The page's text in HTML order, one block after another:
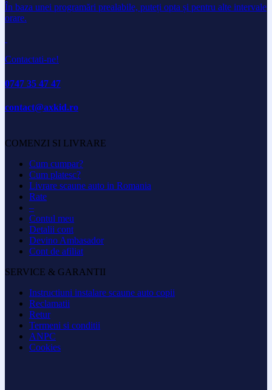
În baza unei programări prealabile, puteți opta și pentru alte intervale
orare.
Contactati-ne!
0747 35 47 47
contact@axkid.ro
COMENZI SI LIVRARE
Cum cumpar?
Cum platesc?
Livrare scaune auto in Romania
Rate
–
Contul meu
Detalii cont
Devino Ambasador
Cont de afiliat
SERVICE & GARANTII
Instructiuni instalare scaune auto copii
Reclamatii
Retur
Termeni si conditii
ANPC
Cookies